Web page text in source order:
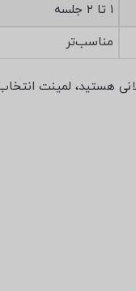
۱ تا ۲ جلسه
مناسب‌تر
هستید، لمینت